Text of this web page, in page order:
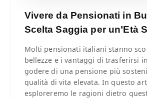
Vivere da Pensionati in
Scelta Saggia per un’Età
Molti pensionati italiani stanno
bellezze e i vantaggi di trasferirsi
godere di una pensione più
qualità di vita elevata. In questo
esploreremo le ragioni dietro